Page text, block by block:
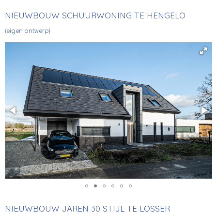
NIEUWBOUW SCHUURWONING TE HENGELO
(eigen ontwerp)
NIEUWBOUW JAREN 30 STIJL TE LOSSER